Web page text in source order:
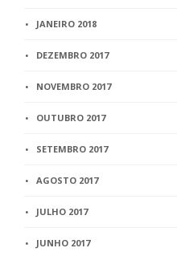
JANEIRO 2018
DEZEMBRO 2017
NOVEMBRO 2017
OUTUBRO 2017
SETEMBRO 2017
AGOSTO 2017
JULHO 2017
JUNHO 2017